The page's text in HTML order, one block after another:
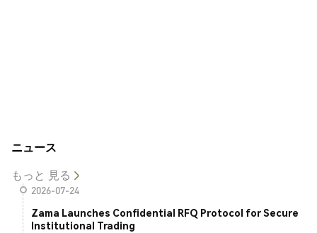
ニュース
もっと 見る
2026-07-24
Zama Launches Confidential RFQ Protocol for Secure
Institutional Trading